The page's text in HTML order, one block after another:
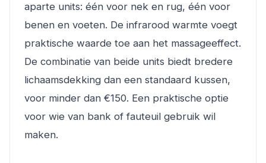
aparte units: één voor nek en rug, één voor
benen en voeten. De infrarood warmte voegt
praktische waarde toe aan het massageeffect.
De combinatie van beide units biedt bredere
lichaamsdekking dan een standaard kussen,
voor minder dan €150. Een praktische optie
voor wie van bank of fauteuil gebruik wil
maken.